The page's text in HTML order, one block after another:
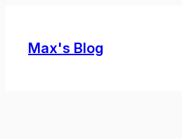
content
Max's Blog